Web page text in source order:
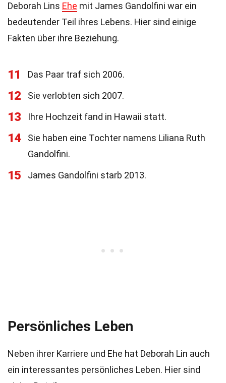
Deborah Lins Ehe mit James Gandolfini war ein
bedeutender Teil ihres Lebens. Hier sind einige
Fakten über ihre Beziehung.
11 Das Paar traf sich 2006.
12 Sie verlobten sich 2007.
13 Ihre Hochzeit fand in Hawaii statt.
14
Sie haben eine Tochter namens Liliana Ruth
Gandolfini.
15 James Gandolfini starb 2013.
Persönliches Leben
Neben ihrer Karriere und Ehe hat Deborah Lin auch
ein interessantes persönliches Leben. Hier sind